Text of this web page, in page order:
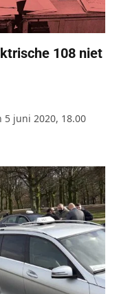
108 niet
juni 2020, 18.00